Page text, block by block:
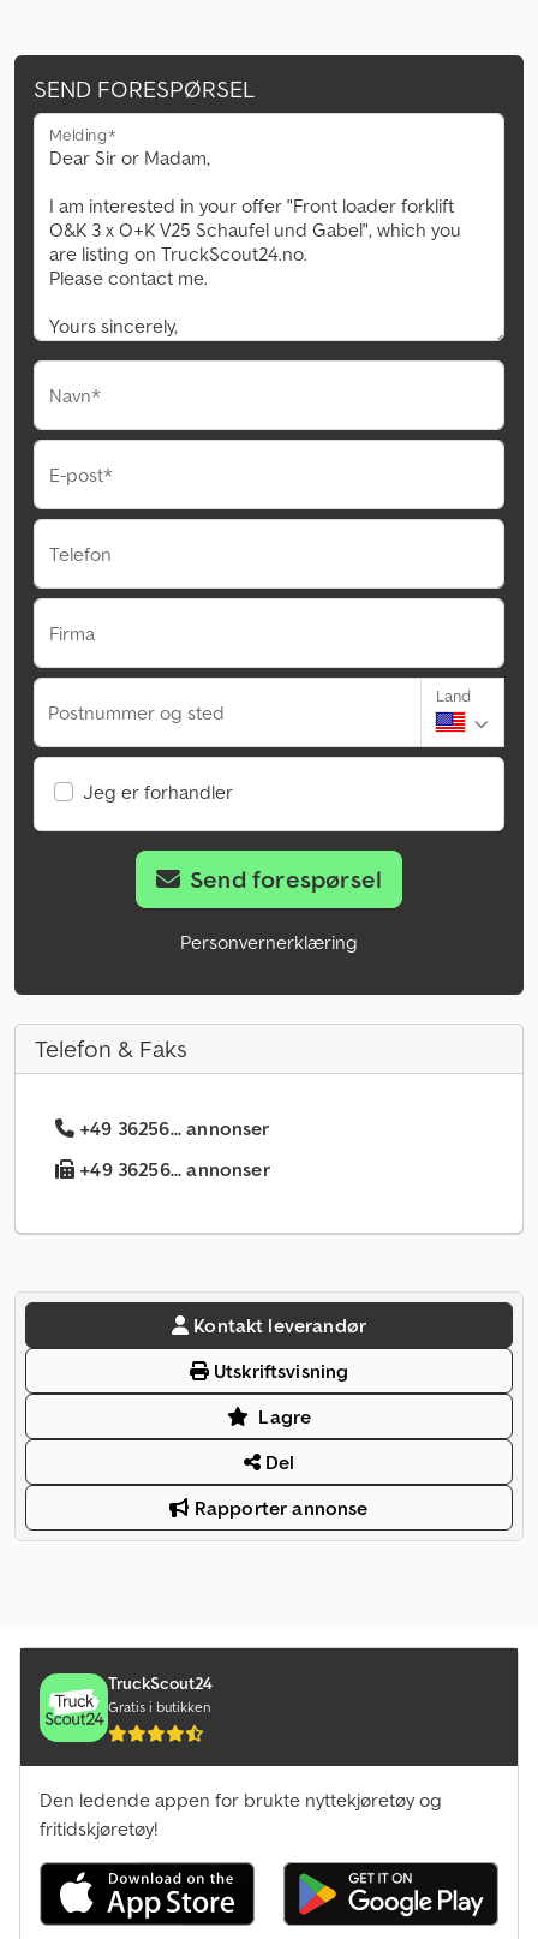
SEND FORESPØRSEL
Melding*
Navn*
E-post*
Telefon
Firma
Postnummer og sted
Land
Jeg er forhandler
Send forespørsel
Personvernerklæring
Telefon & Faks
+49 36256... annonser
+49 36256... annonser
Kontakt leverandør
Utskriftsvisning
Lagre
Del
Rapporter annonse
TruckScout24
Gratis i butikken
Den ledende appen for brukte nyttekjøretøy og
fritidskjøretøy!